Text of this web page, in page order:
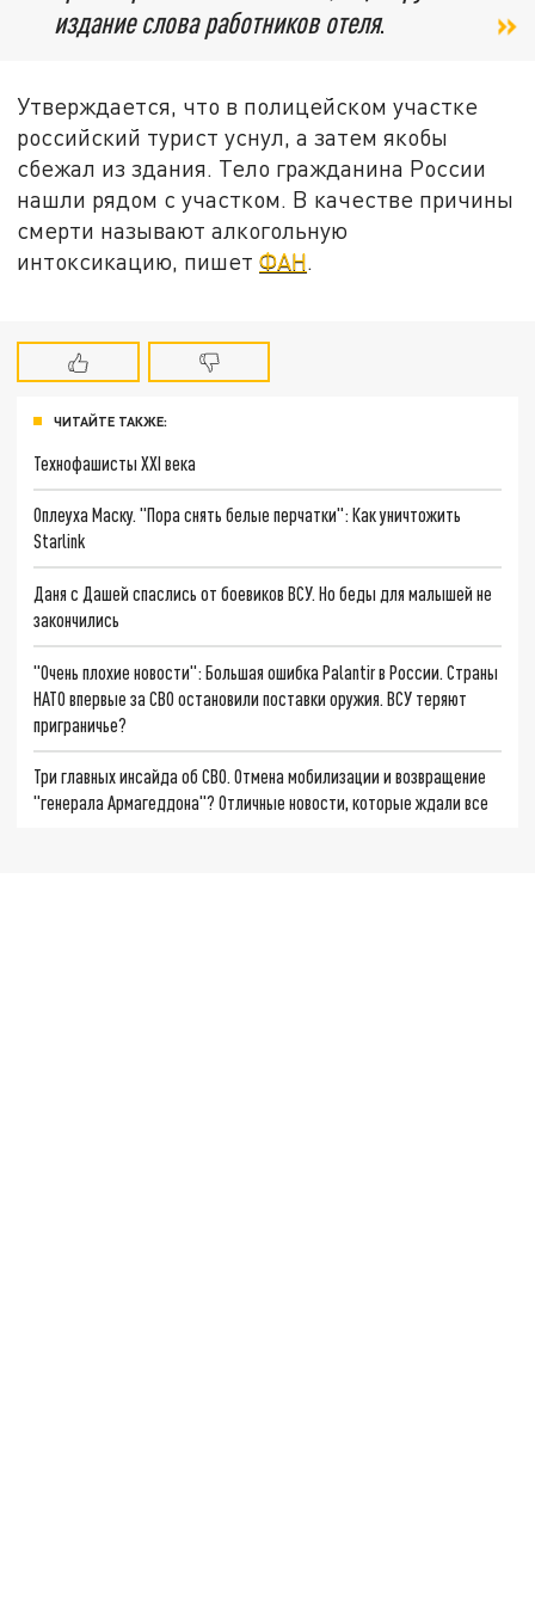
издание слова работников отеля.
Утверждается, что в полицейском участке
российский турист уснул, а затем якобы
сбежал из здания. Тело гражданина России
нашли рядом с участком. В качестве причины
смерти называют алкогольную
интоксикацию, пишетФАН.
ЧИТАЙТЕ ТАКЖЕ:
Технофашисты XXI века
Оплеуха Маску. "Пора снять белые перчатки": Как уничтожить
Starlink
Даня с Дашей спаслись от боевиков ВСУ. Но беды для малышей не
закончились
"Очень плохие новости": Большая ошибка Palantir в России. Страны
НАТО впервые за СВО остановили поставки оружия. ВСУ теряют
приграничье?
Три главных инсайда об СВО. Отмена мобилизации и возвращение
"генерала Армагеддона"? Отличные новости, которые ждали все